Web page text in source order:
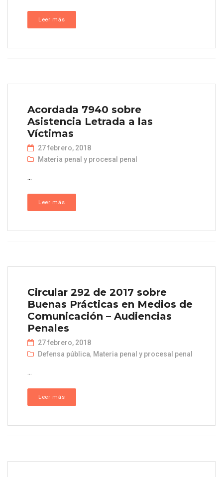
Leer más
Acordada 7940 sobre
Asistencia Letrada a las
Víctimas
27 febrero, 2018
Materia penal y procesal penal
...
Leer más
Circular 292 de 2017 sobre
Buenas Prácticas en Medios de
Comunicación – Audiencias
Penales
27 febrero, 2018
Defensa pública, Materia penal y procesal penal
...
Leer más